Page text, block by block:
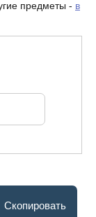
предметы - в